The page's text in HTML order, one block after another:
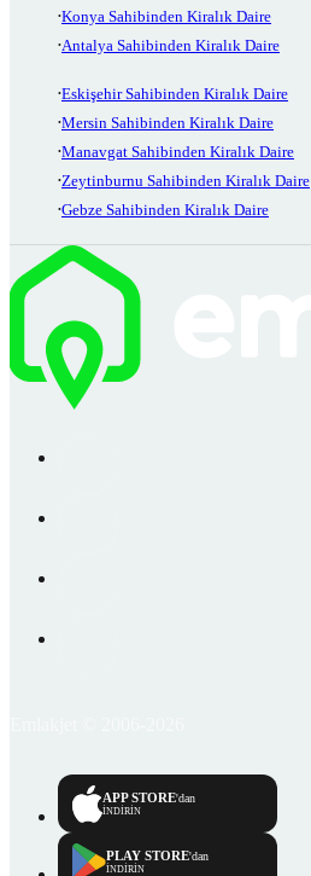
Konya Sahibinden Kiralık Daire
Antalya Sahibinden Kiralık Daire
Eskişehir Sahibinden Kiralık Daire
Mersin Sahibinden Kiralık Daire
Manavgat Sahibinden Kiralık Daire
Zeytinburnu Sahibinden Kiralık Daire
Gebze Sahibinden Kiralık Daire
APP STORE'dan
İNDİRİN
PLAY STORE'dan
İNDİRİN